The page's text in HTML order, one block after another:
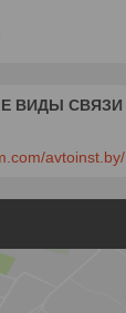
avtoinst.by/